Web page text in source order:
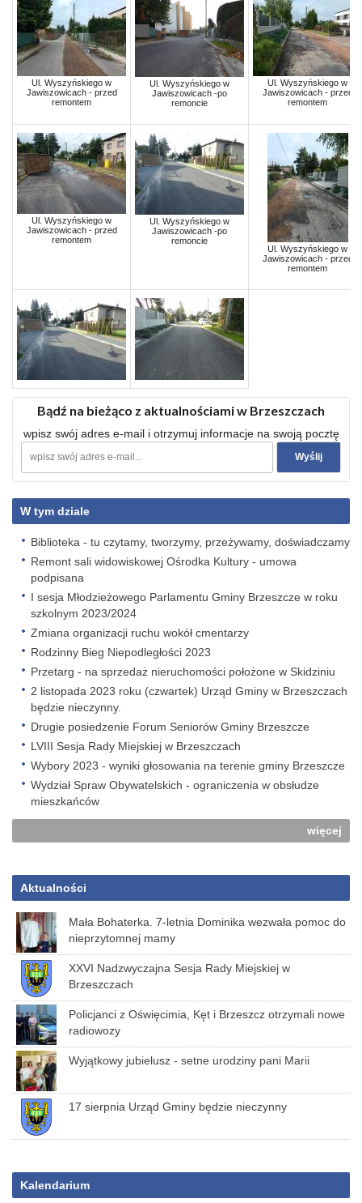
Ul. Wyszyńskiego w
Jawiszowicach - przed
remontem
Ul. Wyszyńskiego w
Jawiszowicach -po
remoncie
Ul. Wyszyńskiego w
Jawiszowicach - przed
remontem
Ul. Wyszyńskiego w
Jawiszowicach - przed
remontem
Ul. Wyszyńskiego w
Jawiszowicach -po
remoncie
Ul. Wyszyńskiego w
Jawiszowicach - przed
remontem
Bądź na bieżąco z aktualnościami w Brzeszczach
wpisz swój adres e-mail i otrzymuj informacje na swoją pocztę
W tym dziale
Biblioteka - tu czytamy, tworzymy, przeżywamy, doświadczamy
Remont sali widowiskowej Ośrodka Kultury - umowa
podpisana
I sesja Młodzieżowego Parlamentu Gminy Brzeszcze w roku
szkolnym 2023/2024
Zmiana organizacji ruchu wokół cmentarzy
Rodzinny Bieg Niepodległości 2023
Przetarg - na sprzedaż nieruchomości położone w Skidziniu
2 listopada 2023 roku (czwartek) Urząd Gminy w Brzeszczach
będzie nieczynny.
Drugie posiedzenie Forum Seniorów Gminy Brzeszcze
LVIII Sesja Rady Miejskiej w Brzeszczach
Wybory 2023 - wyniki głosowania na terenie gminy Brzeszcze
Wydział Spraw Obywatelskich - ograniczenia w obsłudze
mieszkańców
więcej
Aktualności
Mała Bohaterka. 7-letnia Dominika wezwała pomoc do
nieprzytomnej mamy
XXVI Nadzwyczajna Sesja Rady Miejskiej w
Brzeszczach
Policjanci z Oświęcimia, Kęt i Brzeszcz otrzymali nowe
radiowozy
Wyjątkowy jubielusz - setne urodziny pani Marii
17 sierpnia Urząd Gminy będzie nieczynny
Kalendarium